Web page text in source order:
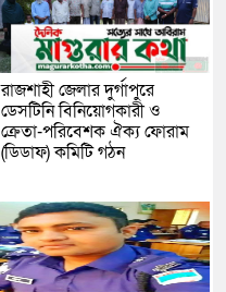
রাজশাহী জেলার দুর্গাপুরে
ডেসটিনি বিনিয়োগকারী ও
ক্রেতা-পরিবেশক ঐক্য ফোরাম
(ডিডাফ) কমিটি গঠন